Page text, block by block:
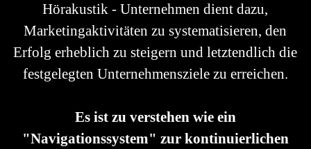
Hörakustik - Unternehmen dient dazu,
Marketingaktivitäten zu systematisieren,den
Erfolg erheblich zu steigern und letztendlich die
festgelegten Unternehmensziele zu erreichen.
Es ist zu verstehen wie ein
"Navigationssystem" zur kontinuierlichen